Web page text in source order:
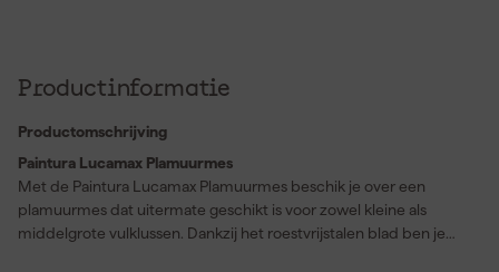
Productinformatie
Productomschrijving
Paintura Lucamax Plamuurmes
Met de Paintura Lucamax Plamuurmes beschik je over een
plamuurmes dat uitermate geschikt is voor zowel kleine als
middelgrote vulklussen. Dankzij het roestvrijstalen blad ben je